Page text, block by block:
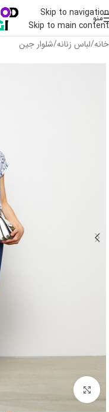
Skip to navigation
Skip to main content
منو
خانه/لباس زنانه/شلوار جین
برای بزرگنمایی کلیک کنید